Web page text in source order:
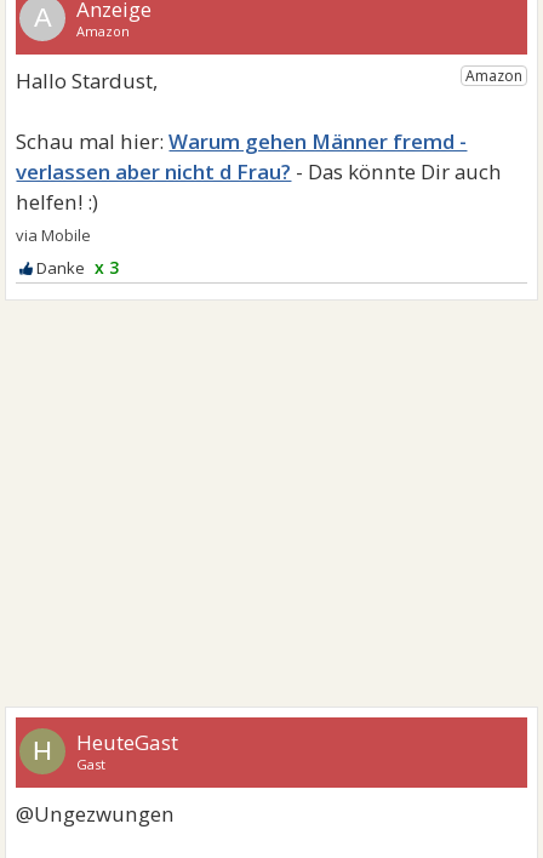
A
Warum gehen Männer fremd -
verlassen aber nicht d Frau?
x 3
H HeuteGast
Gast
@Ungezwungen